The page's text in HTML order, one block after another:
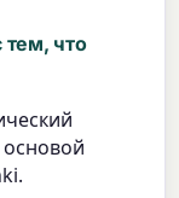
тем, что